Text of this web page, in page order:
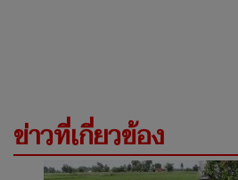
ข่าวที่เกี่ยวข้อง